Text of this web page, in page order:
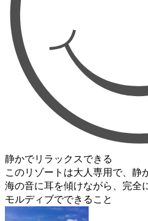
静かでリラックスできる
このリゾートは大人専用で、静
海の音に耳を傾けながら、完全
モルディブでできること